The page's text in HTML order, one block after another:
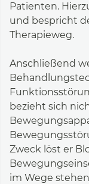
Patienten.
und bespricht
Therapieweg.
Anschließend
bezieht sich
Zweck löst er
im Wege